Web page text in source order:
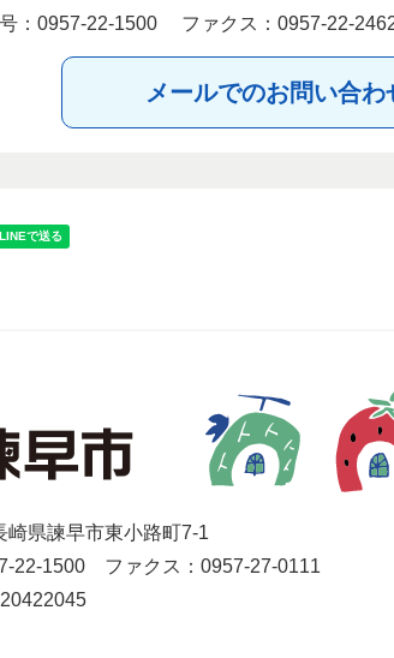
：0957-22-1500
ファクス：0957-22-
メールでのお問い合わ
県諫早市東小路町7-1
22-1500
ファクス：0957-27-0111